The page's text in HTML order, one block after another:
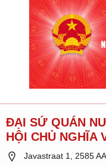
ĐẠI SỨ QUÁN
HỘI CHỦ NGHĨA
Javastraat 1, 2585